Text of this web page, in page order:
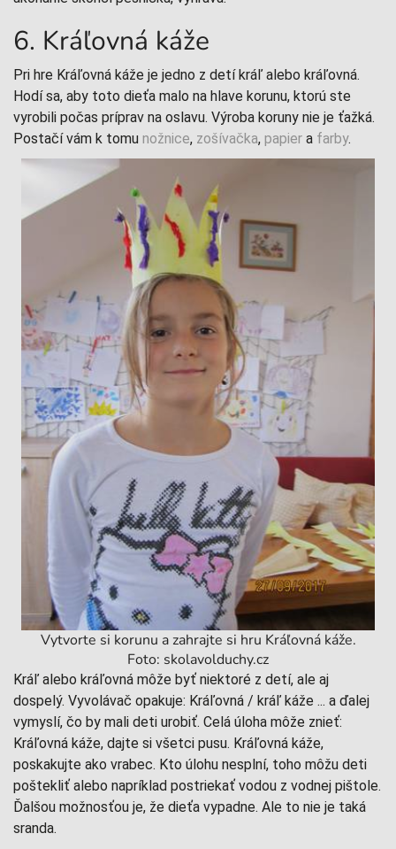
6. Kráľovná káže
Pri hre Kráľovná káže je jedno z detí kráľ alebo kráľovná.
Hodí sa, aby toto dieťa malo na hlave korunu, ktorú ste
vyrobili počas príprav na oslavu. Výroba koruny nie je ťažká.
Postačí vám k tomu nožnice, zošívačka, papier a farby.
Vytvorte si korunu a zahrajte si hru Kráľovná káže.
Foto: skolavolduchy.cz
Kráľ alebo kráľovná môže byť niektoré z detí, ale aj
dospelý. Vyvolávač opakuje: Kráľovná / kráľ káže ... a ďalej
vymyslí, čo by mali deti urobiť. Celá úloha môže znieť:
Kráľovná káže, dajte si všetci pusu. Kráľovná káže,
poskakujte ako vrabec. Kto úlohu nesplní, toho môžu deti
poštekliť alebo napríklad postriekať vodou z vodnej pištole.
Ďalšou možnosťou je, že dieťa vypadne. Ale to nie je taká
sranda.